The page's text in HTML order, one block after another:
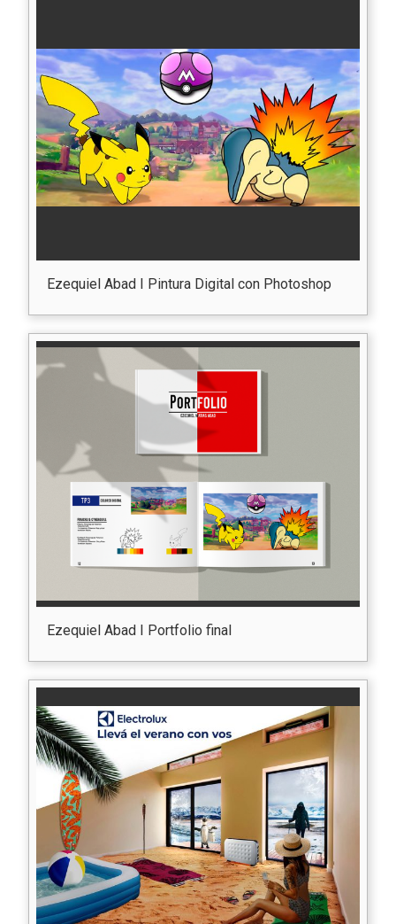
Ezequiel Abad I Pintura Digital con Photoshop
Ezequiel Abad I Portfolio final